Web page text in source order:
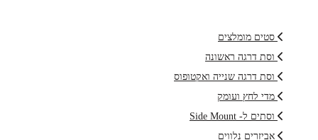
סטים מומלצים
וסת דרגה ראשונה
וסת דרגה שנייה ואקטופוס
מדי לחץ ועומק
וסתים ל- Side Mount
אביזרים נלווים